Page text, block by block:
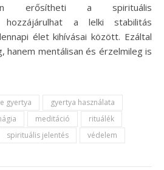
erősítheti a spirituális
hozzájárulhat a lelki stabilitás
élet kihívásai között. Ezáltal
hanem mentálisan és érzelmileg is
gyertya
gyertya használata
meditáció
rituálék
spirituális jelentés védelem